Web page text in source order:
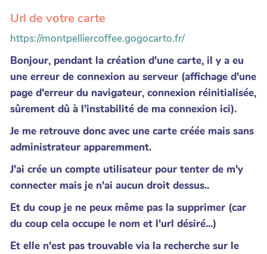
Url de votre carte
https://montpelliercoffee.gogocarto.fr/
Bonjour, pendant la création d'une carte, il y a eu
une erreur de connexion au serveur (affichage d'une
page d'erreur du navigateur, connexion réinitialisée,
sûrement dû à l'instabilité de ma connexion ici).
Je me retrouve donc avec une carte créée mais sans
administrateur apparemment.
J'ai crée un compte utilisateur pour tenter de m'y
connecter mais je n'ai aucun droit dessus..
Et du coup je ne peux même pas la supprimer (car
du coup cela occupe le nom et l'url désiré...)
Et elle n'est pas trouvable via la recherche sur le